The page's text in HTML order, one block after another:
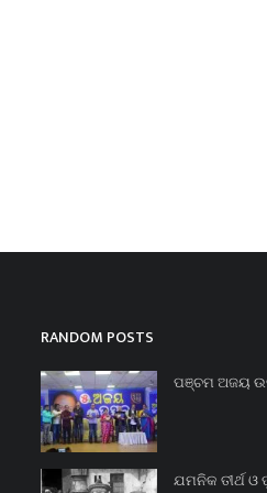
RANDOM POSTS
ପଞ୍ଚମ ଅଜୟ
ଯମନିକ ତୀର୍ଥ ଓ